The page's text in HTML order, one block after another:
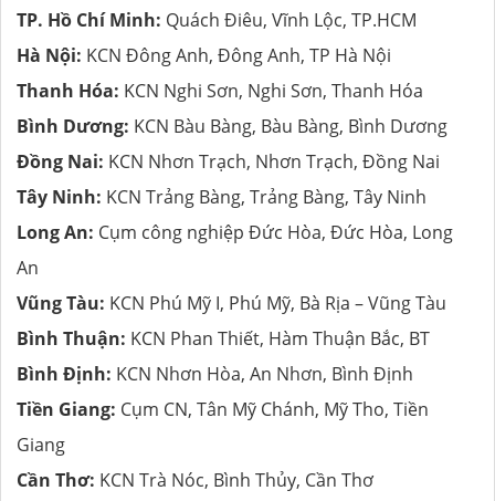
TP. Hồ Chí Minh: Quách Điêu, Vĩnh Lộc, TP.HCM
Hà Nội: KCN Đông Anh, Đông Anh, TP Hà Nội
Thanh Hóa: KCN Nghi Sơn, Nghi Sơn, Thanh Hóa
Bình Dương: KCN Bàu Bàng, Bàu Bàng, Bình Dương
Đồng Nai: KCN Nhơn Trạch, Nhơn Trạch, Đồng Nai
Tây Ninh: KCN Trảng Bàng, Trảng Bàng, Tây Ninh
Long An: Cụm công nghiệp Đức Hòa, Đức Hòa, Long
An
Vũng Tàu: KCN Phú Mỹ I, Phú Mỹ, Bà Rịa – Vũng Tàu
Bình Thuận: KCN Phan Thiết, Hàm Thuận Bắc, BT
Bình Định: KCN Nhơn Hòa, An Nhơn, Bình Định
Tiền Giang: Cụm CN, Tân Mỹ Chánh, Mỹ Tho, Tiền
Giang
Cần Thơ: KCN Trà Nóc, Bình Thủy, Cần Thơ